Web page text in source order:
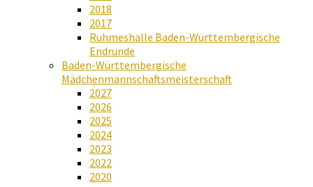
2018
2017
Ruhmeshalle Baden-Württembergische
Endrunde
Baden-Württembergische
Mädchenmannschaftsmeisterschaft
2027
2026
2025
2024
2023
2022
2020